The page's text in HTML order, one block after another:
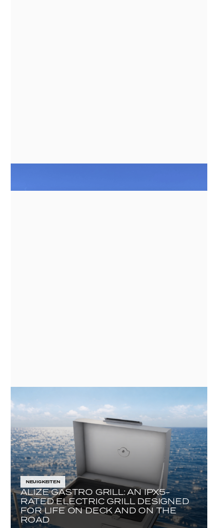
NEUIGKEITEN
ALIZE GASTRO GRILL: AN IPX5-
RATED ELECTRIC GRILL DESIGNED
FOR LIFE ON DECK AND ON THE
ROAD